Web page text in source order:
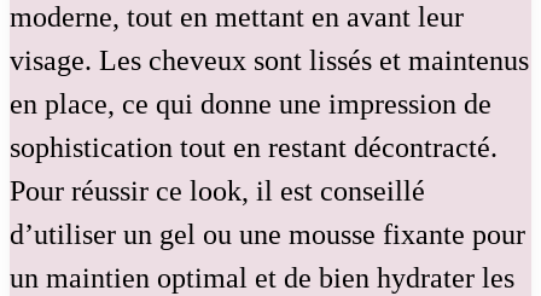
moderne, tout en mettant en avant leur
visage. Les cheveux sont lissés et maintenus
en place, ce qui donne une impression de
sophistication tout en restant décontracté.
Pour réussir ce look, il est conseillé
d’utiliser un gel ou une mousse fixante pour
un maintien optimal et de bien hydrater les